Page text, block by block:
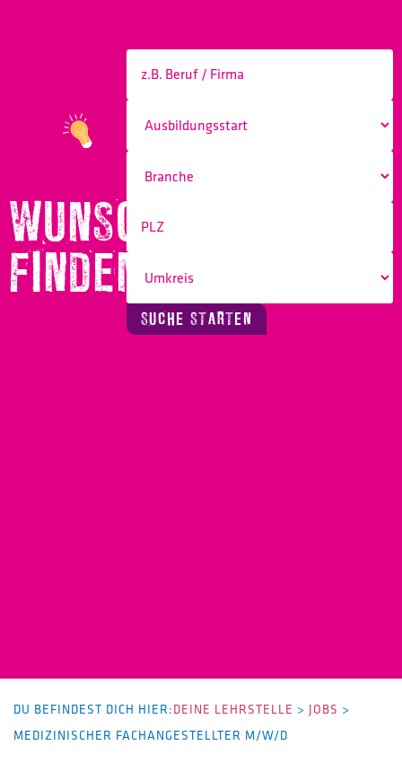
WUNSCHBERUF
FINDEN!
SUCHE STARTEN
DU BEFINDEST DICH HIER:DEINE LEHRSTELLE > JOBS >
MEDIZINISCHER FACHANGESTELLTER M/W/D